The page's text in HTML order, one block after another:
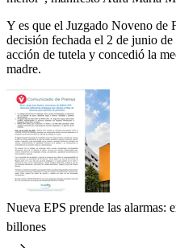
Y es que el Juzgado Noveno de
decisión fechada el 2 de junio
acción de tutela y concedió la
madre.
Nueva EPS prende las alarmas:
billones